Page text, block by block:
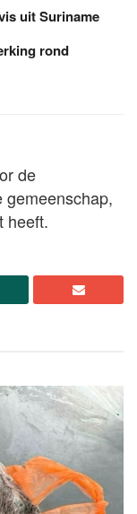
uit Suriname
rond
de
gemeenschap,
heeft.